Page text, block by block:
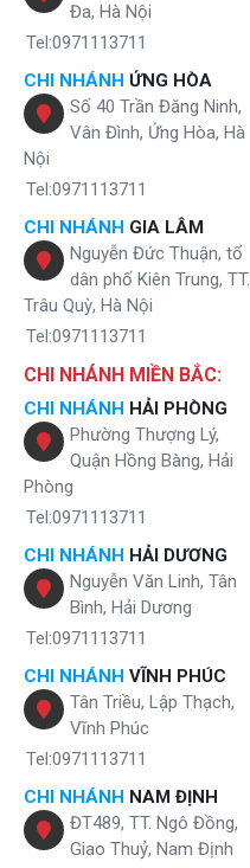
Đa, Hà Nội
Tel:0971113711
CHI NHÁNH ỨNG HÒA
Số 40 Trần Đăng Ninh,
Vân Đình, Ứng Hòa, Hà
Nội
Tel:0971113711
CHI NHÁNH GIA LÂM
Nguyễn Đức Thuận, tổ
dân phố Kiên Trung, TT.
Trâu Quỳ, Hà Nội
Tel:0971113711
CHI NHÁNH MIỀN BẮC:
CHI NHÁNH HẢI PHÒNG
Phường Thượng Lý,
Quận Hồng Bàng, Hải
Phòng
Tel:0971113711
CHI NHÁNH HẢI DƯƠNG
Nguyễn Văn Linh, Tân
Bình, Hải Dương
Tel:0971113711
CHI NHÁNH VĨNH PHÚC
Tân Triều, Lập Thạch,
Vĩnh Phúc
Tel:0971113711
CHI NHÁNH NAM ĐỊNH
ĐT489, TT. Ngô Đồng,
Giao Thuỷ, Nam Định